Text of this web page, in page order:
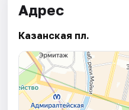
Адрес
Казанская пл.